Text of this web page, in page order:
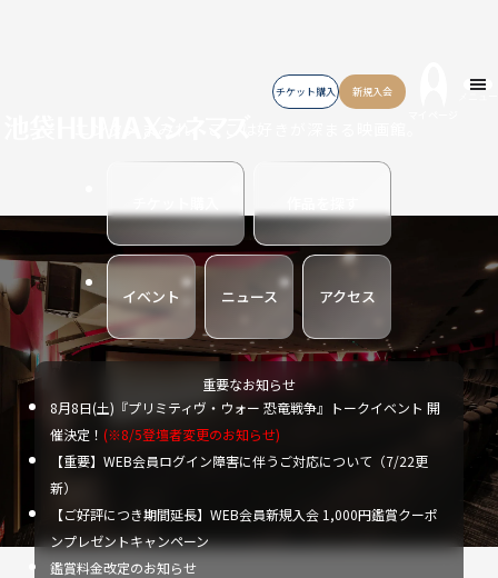
チケット購入
新規入会
イベント ニュース アクセス
重要なお知らせ
8月8日(土)『プリミティヴ・ウォー 恐竜戦争』トークイベント 開
催決定！(※8/5登壇者変更のお知らせ)
【重要】WEB会員ログイン障害に伴うご対応について（7/22更
新）
【ご好評につき期間延長】WEB会員新規入会 1,000円鑑賞クーポ
ンプレゼントキャンペーン
鑑賞料金改定のお知らせ